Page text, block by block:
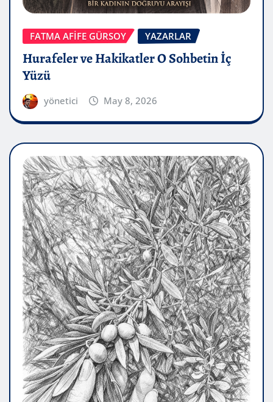
FATMA AFİFE GÜRSOY YAZARLAR
Hurafeler ve Hakikatler O Sohbetin İç
Yüzü
yönetici May 8, 2026